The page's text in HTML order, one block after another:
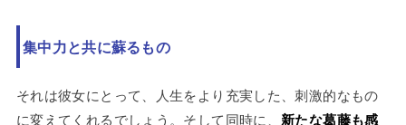
集中力と共に蘇るもの
それは彼女にとって、人生をより充実した、刺激的なもの
に変えてくれるでしょう。そして同時に、 新たな葛藤も感